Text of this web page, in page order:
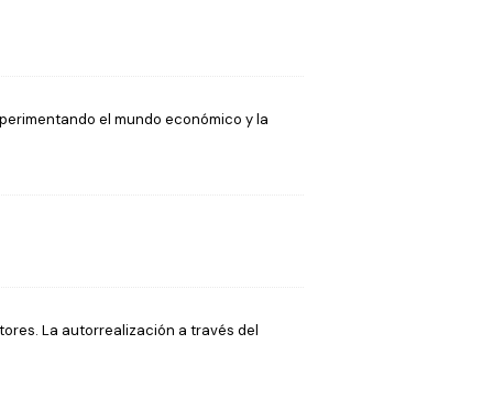
el mundo económico y la
La autorrealización a través del